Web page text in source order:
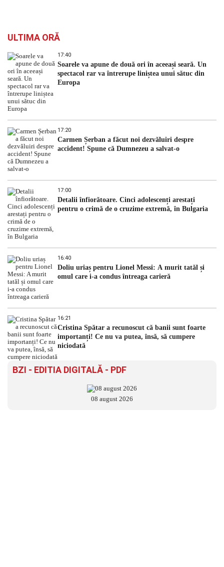
ULTIMA ORĂ
17:40
Soarele va apune de două ori în aceeași seară. Un
spectacol rar va întrerupe liniștea unui sătuc din
Europa
17:20
Carmen Șerban a făcut noi dezvăluiri despre
accident! Spune că Dumnezeu a salvat-o
17:00
Detalii înfiorătoare. Cinci adolescenți arestați
pentru o crimă de o cruzime extremă, în Bulgaria
16:40
Doliu uriaș pentru Lionel Messi: A murit tatăl și
omul care i-a condus întreaga carieră
16:21
Cristina Spătar a recunoscut că banii sunt foarte
importanți! Ce nu va putea, însă, să cumpere
niciodată
BZI - EDITIA DIGITALĂ - PDF
08 august 2026